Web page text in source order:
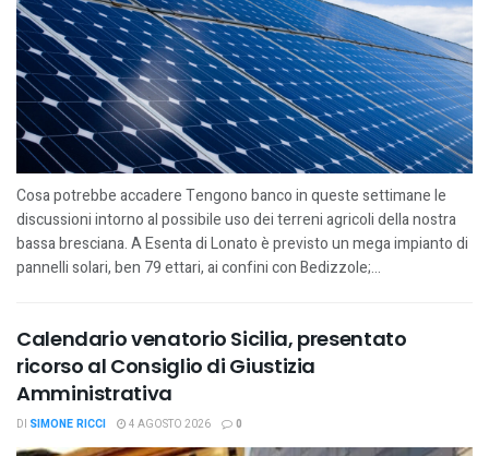
Cosa potrebbe accadere Tengono banco in queste settimane le
discussioni intorno al possibile uso dei terreni agricoli della nostra
bassa bresciana. A Esenta di Lonato è previsto un mega impianto di
pannelli solari, ben 79 ettari, ai confini con Bedizzole;...
Calendario venatorio Sicilia, presentato
ricorso al Consiglio di Giustizia
Amministrativa
DI SIMONE RICCI 4 AGOSTO 2026 0